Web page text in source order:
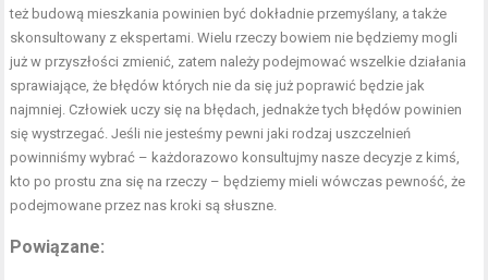
też budową mieszkania powinien być dokładnie przemyślany, a także
skonsultowany z ekspertami. Wielu rzeczy bowiem nie będziemy mogli
już w przyszłości zmienić, zatem należy podejmować wszelkie działania
sprawiające, że błędów których nie da się już poprawić będzie jak
najmniej. Człowiek uczy się na błędach, jednakże tych błędów powinien
się wystrzegać. Jeśli nie jesteśmy pewni jaki rodzaj uszczelnień
powinniśmy wybrać – każdorazowo konsultujmy nasze decyzje z kimś,
kto po prostu zna się na rzeczy – będziemy mieli wówczas pewność, że
podejmowane przez nas kroki są słuszne.
Powiązane: